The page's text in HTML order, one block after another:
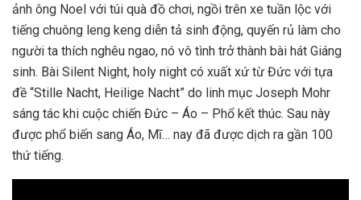
ảnh ông Noel với túi quà đồ chơi, ngồi trên xe tuần lộc với
tiếng chuông leng keng diễn tả sinh động, quyến rủ làm cho
người ta thích nghêu ngao, nó vô tình trở thành bài hát Giáng
sinh. Bài Silent Night, holy night có xuất xứ từ Đức với tựa
đề “Stille Nacht, Heilige Nacht” do linh mục Joseph Mohr
sáng tác khi cuộc chiến Đức – Áo – Phổ kết thúc. Sau này
được phổ biến sang Áo, Mĩ… nay đã được dịch ra gần 100
thứ tiếng.